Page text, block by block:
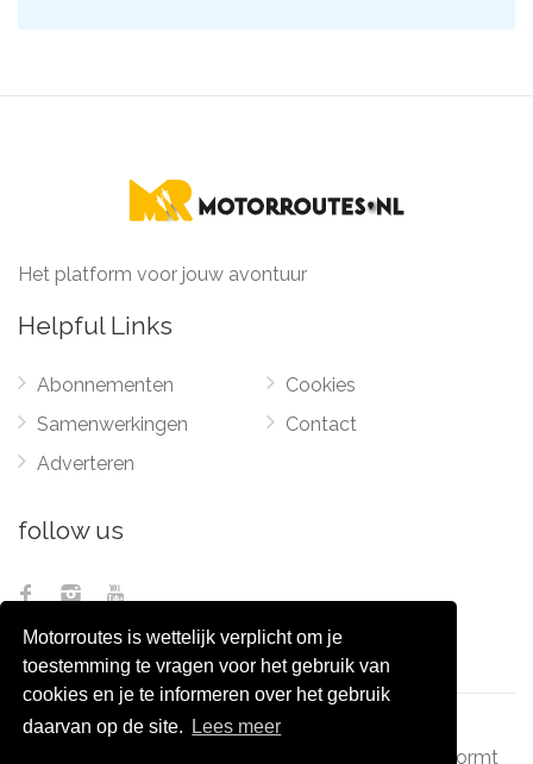
Motorroutes is wettelijk verplicht om je
toestemming te vragen voor het gebruik van
cookies en je te informeren over het gebruik
daarvan op de site.
Lees meer
Het platform voor jouw avontuur
Helpful Links
Abonnementen
Samenwerkingen
Adverteren
Cookies
Contact
follow us
vormt